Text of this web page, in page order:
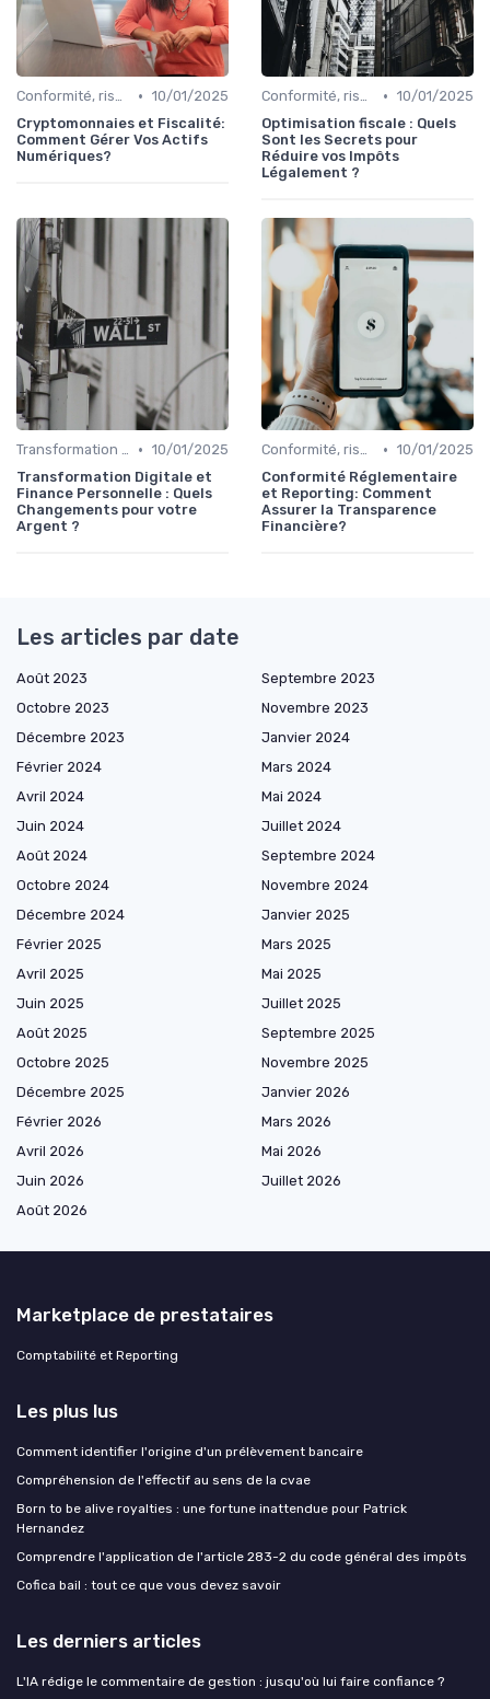
Conformité, risques & réglementation • 10/01/2025
Cryptomonnaies et Fiscalité:
Comment Gérer Vos Actifs
Numériques?
Conformité, risques & réglementation • 10/01/2025
Optimisation fiscale : Quels
Sont les Secrets pour
Réduire vos Impôts
Légalement ?
Transformation de la fonction finance • 10/01/2025
Transformation Digitale et
Finance Personnelle : Quels
Changements pour votre
Argent ?
Conformité, risques & réglementation • 10/01/2025
Conformité Réglementaire
et Reporting: Comment
Assurer la Transparence
Financière?
Les articles par date
Août 2023
Septembre 2023
Octobre 2023
Novembre 2023
Décembre 2023
Janvier 2024
Février 2024
Mars 2024
Avril 2024
Mai 2024
Juin 2024
Juillet 2024
Août 2024
Septembre 2024
Octobre 2024
Novembre 2024
Décembre 2024
Janvier 2025
Février 2025
Mars 2025
Avril 2025
Mai 2025
Juin 2025
Juillet 2025
Août 2025
Septembre 2025
Octobre 2025
Novembre 2025
Décembre 2025
Janvier 2026
Février 2026
Mars 2026
Avril 2026
Mai 2026
Juin 2026
Juillet 2026
Août 2026
Marketplace de prestataires
Comptabilité et Reporting
Les plus lus
Comment identifier l'origine d'un prélèvement bancaire
Compréhension de l'effectif au sens de la cvae
Born to be alive royalties : une fortune inattendue pour Patrick
Hernandez
Comprendre l'application de l'article 283-2 du code général des impôts
Cofica bail : tout ce que vous devez savoir
Les derniers articles
L'IA rédige le commentaire de gestion : jusqu'où lui faire confiance ?